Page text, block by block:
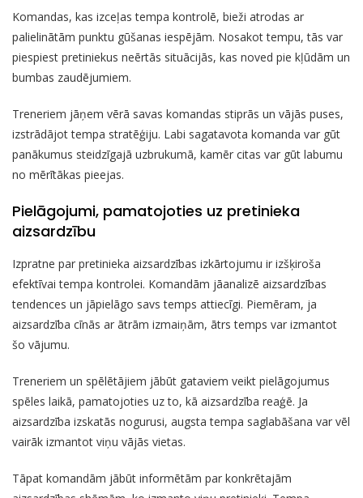
Komandas, kas izceļas tempa kontrolē, bieži atrodas ar
palielinātām punktu gūšanas iespējām. Nosakot tempu, tās var
piespiest pretiniekus neērtās situācijās, kas noved pie kļūdām un
bumbas zaudējumiem.
Treneriem jāņem vērā savas komandas stiprās un vājās puses,
izstrādājot tempa stratēģiju. Labi sagatavota komanda var gūt
panākumus steidzīgajā uzbrukumā, kamēr citas var gūt labumu
no mērītākas pieejas.
Pielāgojumi, pamatojoties uz pretinieka
aizsardzību
Izpratne par pretinieka aizsardzības izkārtojumu ir izšķiroša
efektīvai tempa kontrolei. Komandām jāanalizē aizsardzības
tendences un jāpielāgo savs temps attiecīgi. Piemēram, ja
aizsardzība cīnās ar ātrām izmaiņām, ātrs temps var izmantot
šo vājumu.
Treneriem un spēlētājiem jābūt gataviem veikt pielāgojumus
spēles laikā, pamatojoties uz to, kā aizsardzība reaģē. Ja
aizsardzība izskatās nogurusi, augsta tempa saglabāšana var vēl
vairāk izmantot viņu vājās vietas.
Tāpat komandām jābūt informētām par konkrētajām